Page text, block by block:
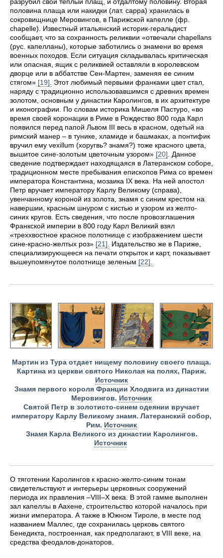
разрубил свой теплый плащ, и отдалтому половину. Вторая
половина плаща или накидки (лат. cappa) хранилась в
сокровищнице Меровингов, в Парижской капелле (фр.
chapelle). Известный итальянский историк-геральдист
сообщает, что за сохранность реликвии «отвечали chapellans
(рус. капелланы), которые заботились о знамени во время
военных походов. Если ситуация складывалась критическая
или опасная, ящик с реликвией оставляли в королевском
дворце или в аббатстве Сен-Мартен, заменяя ее синим
стягом» [19]. Этот любимый первыми франками цвет стал,
наряду с традиционно использовавшимся с древних времен
золотом, основным у династии Каролингов, в их архитектуре
и иконографии. По словам историка Мишеля Пастуро, «во
время своей коронации в Риме в Рождество 800 года Карл
появился перед папой Львом III весь в красном, одетый на
римский манер – в тунике, хламиде и башмаках, а понтифик
вручил ему vexillum (хоругвь? знамя?) тоже красного цвета,
вышитое сине-золотым цветочным узором» [20]. Данное
сведение подтверждает находящаяся в Латеранском соборе,
традиционном месте пребывания епископов Рима со времен
императора Константина, мозаика IX века. На ней апостол
Петр вручает императору Карлу Великому (справа),
увенчанному короной из золота, знамя с синим крестом на
навершии, красным шнуром с кистью и узором из желто-
синих кругов. Есть сведения, что после провозглашения
Франкской империи в 800 году Карл Великий взял
«треххвостное красное полотнище с изображением шести
сине-красно-желтых роз» [21]. Издательство же в Париже,
специализирующееся на печати открыток и карт, показывает
вышеупомянутое полотнище зеленым [22].
Мартин из Тура отдает нищему половину своего плаща.
Картина из церкви святого Николая на полях, Париж.
Источник
Знамя первого короля Франции Хлодвига из династии
Меровингов. Источник
Святой Петр в золотисто-синем одеянии вручает
императору Карлу Великому знамя. Латеранский собор,
Рим. Источник
Знамя Карла Великого из династии Каролингов.
Источник
О тяготении Каролингов к красно-желто-синим тонам
свидетельствуют и интерьеры церковных сооружений
периода их правления –VIII–X века. В этой гамме выполнен
зал капеллы в Аахене, строительство которой началось при
жизни императора. А также в Южном Тироле, в месте под
названием Маллес, где сохранилась церковь святого
Бенедикта, построенная, как предполагают, в VIII веке, на
средства феодалов-донаторов.